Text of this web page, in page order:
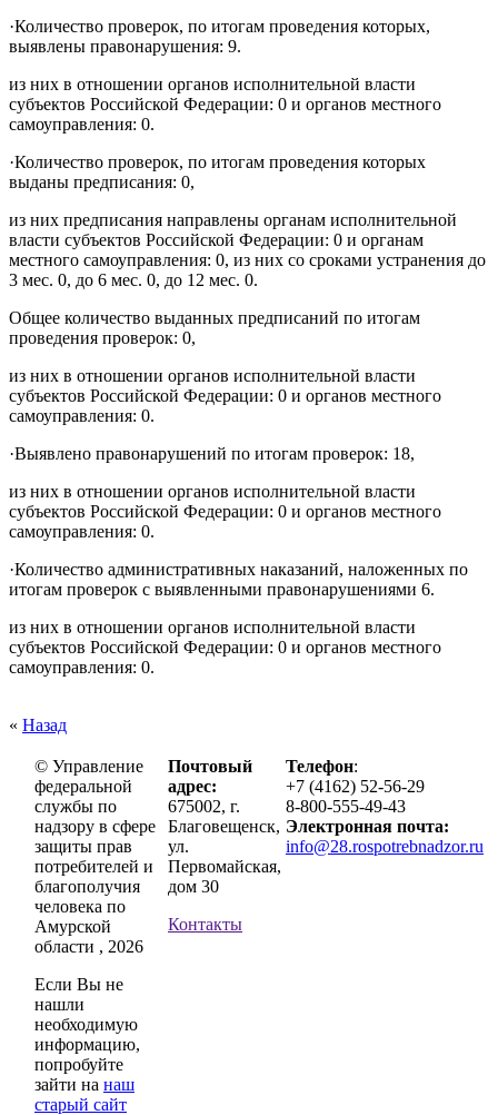
·Количество проверок, по итогам проведения которых,
выявлены правонарушения: 9.
из них в отношении органов исполнительной власти
субъектов Российской Федерации: 0 и органов местного
самоуправления: 0.
·Количество проверок, по итогам проведения которых
выданы предписания: 0,
из них предписания направлены органам исполнительной
власти субъектов Российской Федерации: 0 и органам
местного самоуправления: 0, из них со сроками устранения до
3 мес. 0, до 6 мес. 0, до 12 мес. 0.
Общее количество выданных предписаний по итогам
проведения проверок: 0,
из них в отношении органов исполнительной власти
субъектов Российской Федерации: 0 и органов местного
самоуправления: 0.
·Выявлено правонарушений по итогам проверок: 18,
из них в отношении органов исполнительной власти
субъектов Российской Федерации: 0 и органов местного
самоуправления: 0.
·Количество административных наказаний, наложенных по
итогам проверок с выявленными правонарушениями 6.
из них в отношении органов исполнительной власти
субъектов Российской Федерации: 0 и органов местного
самоуправления: 0.
« Назад
© Управление
федеральной
службы по
надзору в сфере
защиты прав
потребителей и
благополучия
человека по
Амурской
области , 2026
Если Вы не
нашли
необходимую
информацию,
попробуйте
зайти на наш
старый сайт
Почтовый
адрес:
675002, г.
Благовещенск,
ул.
Первомайская,
дом 30
Контакты
Телефон:
+7 (4162) 52-56-29
8-800-555-49-43
Электронная почта:
info@28.rospotrebnadzor.ru